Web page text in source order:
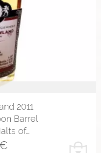
2011
Barrel
of…
€